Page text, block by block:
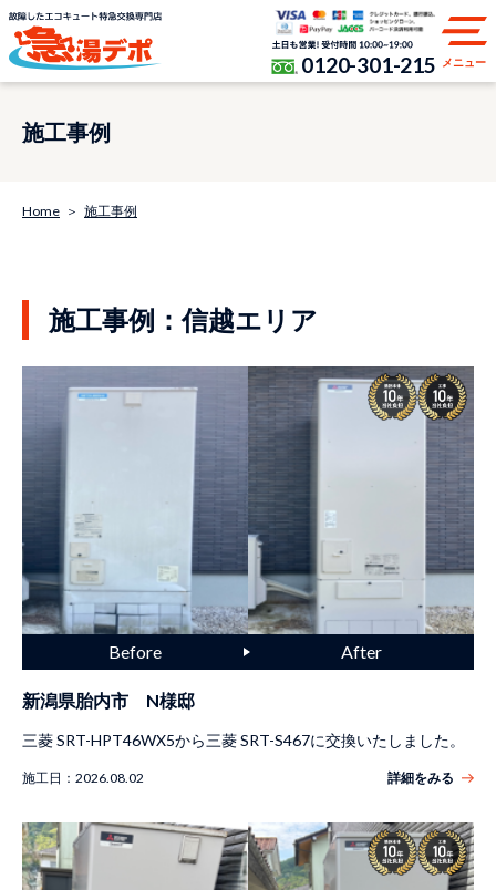
0120-301-215 メニュー
施工事例
Home 施工事例
施工事例：信越エリア
新潟県胎内市 N様邸
三菱 SRT-HPT46WX5から三菱 SRT-S467に交換いたしました。
施工日： 2026.08.02 詳細をみる